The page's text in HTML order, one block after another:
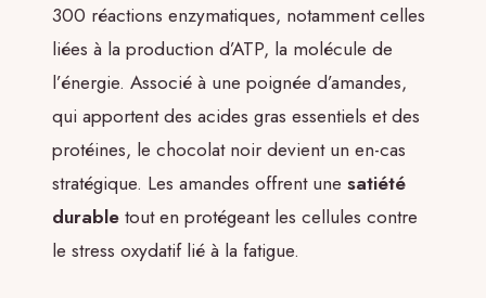
300 réactions enzymatiques, notamment celles
liées à la production d’ATP, la molécule de
l’énergie. Associé à une poignée d’amandes,
qui apportent des acides gras essentiels et des
protéines, le chocolat noir devient un en-cas
stratégique. Les amandes offrent une satiété
durable tout en protégeant les cellules contre
le stress oxydatif lié à la fatigue.